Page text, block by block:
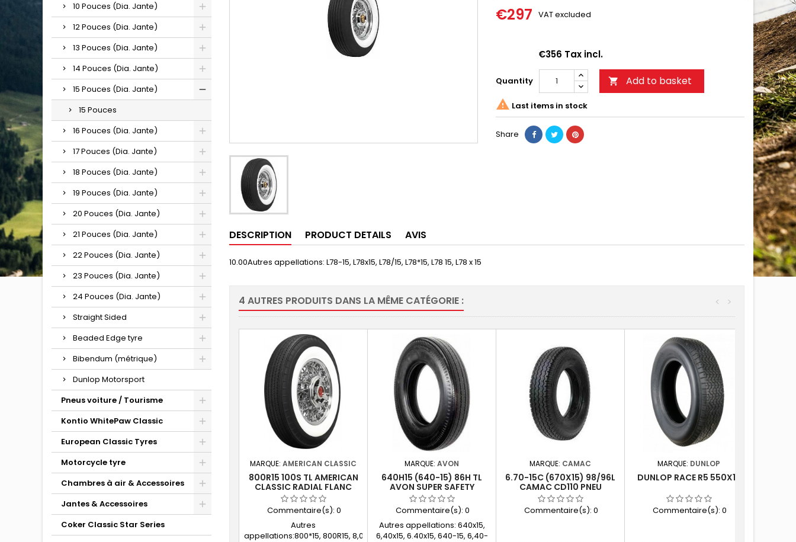
10 Pouces (Dia. Jante)
12 Pouces (Dia. Jante)
13 Pouces (Dia. Jante)
14 Pouces (Dia. Jante)
15 Pouces (Dia. Jante)
15 Pouces
16 Pouces (Dia. Jante)
17 Pouces (Dia. Jante)
18 Pouces (Dia. Jante)
19 Pouces (Dia. Jante)
20 Pouces (Dia. Jante)
21 Pouces (Dia. Jante)
22 Pouces (Dia. Jante)
23 Pouces (Dia. Jante)
24 Pouces (Dia. Jante)
Straight Sided
Beaded Edge tyre
Bibendum (métrique)
Dunlop Motorsport
Pneus voiture / Tourisme
Kontio WhitePaw Classic
European Classic Tyres
Motorcycle tyre
Chambres à air & Accessoires
Jantes & Accessoires
Coker Classic Star Series
€297 VAT excluded
€356 Tax incl.
Quantity  Add to basket
 Last items in stock
Share
DESCRIPTION PRODUCT DETAILS AVIS
10.00Autres appellations: L78-15, L78x15, L78/15, L78*15, L78 15, L78 x 15
4 AUTRES PRODUITS DANS LA MÊME CATÉGORIE : >
<
MARQUE: AMERICAN CLASSIC
800R15 100S TL AMERICAN
CLASSIC RADIAL FLANC
BLANC 83 MM (8.00R15)
Commentaire(s): 0
Autres
appellations:800*15, 800R15, 8,00R15, 8.00-
MARQUE: AVON
640H15 (640-15) 86H TL
AVON SUPER SAFETY
(640X15)
Commentaire(s): 0
Autres appellations: 640x15,
6,40x15, 6.40x15, 640-15, 6,40-
MARQUE: CAMAC
6.70-15C (670X15) 98/96L
CAMAC CD110 PNEU
CAMIONNETTE
Commentaire(s): 0
MARQUE: DUNLOP
DUNLOP RACE R5 550X15
Commentaire(s): 0